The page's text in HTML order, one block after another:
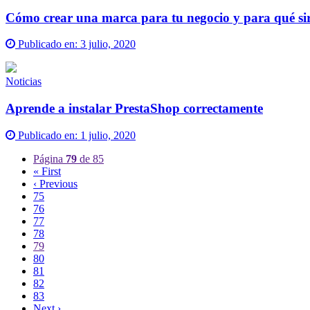
Cómo crear una marca para tu negocio y para qué
Publicado en: 3 julio, 2020
Noticias
Aprende a instalar PrestaShop correctamente
Publicado en: 1 julio, 2020
Página 79 de 85
« First
‹ Previous
75
76
77
78
79
80
81
82
83